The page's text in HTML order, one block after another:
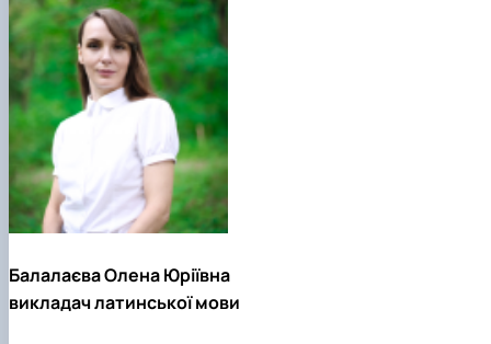
Балалаєва Олена Юріївна
викладач латинської мови